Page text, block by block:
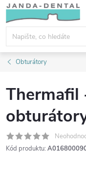
Přejít
obsah
Obturátory
Thermafil
Kód produktu: